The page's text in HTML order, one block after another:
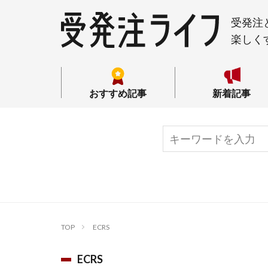
受発注
楽しく
おすすめ記事 新着記事
TOP ECRS
ECRS